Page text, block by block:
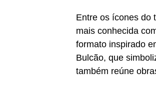
Entre os ícones do
mais conhecida
formato inspirado
Bulcão, que
também reúne